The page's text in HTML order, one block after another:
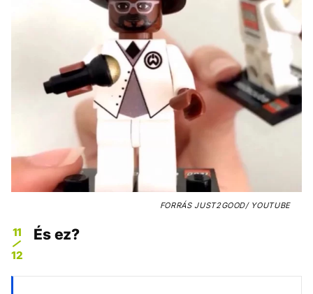
FORRÁSJUST2GOOD/ YOUTUBE
11
12
És ez?